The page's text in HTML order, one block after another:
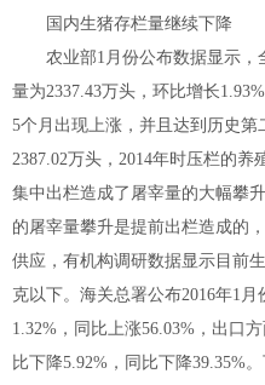
国内生猪存栏量继续下降
农业部1月份公布数据显示，
量为2337.43万头，环比增长
5个月出现上涨，并且达到历史第
2387.02万头，2014年时压栏的养
集中出栏造成了屠宰量的大幅攀
的屠宰量攀升是提前出栏造成的
供应，有机构调研数据显示目前
克以下。海关总署公布2016年1
1.32%，同比上涨56.03%，出口
比下降5.92%，同比下降39.35%